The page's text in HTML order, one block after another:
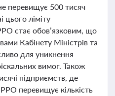
перевищує 500 тисяч
цього ліміту
стає обов’язковим, що
Кабінету Міністрів та
для уникнення
вимог. Також
підприємств, де
РРО перевищує кількість